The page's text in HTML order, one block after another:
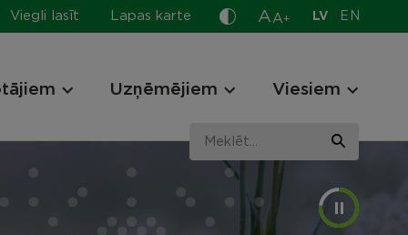
Viegli lasīt Lapas karte A A+ LV EN
Uzņēmējiem Viesiem